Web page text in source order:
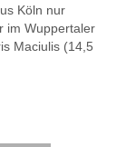
Köln nur
im Wuppertaler
Maciulis (14,5